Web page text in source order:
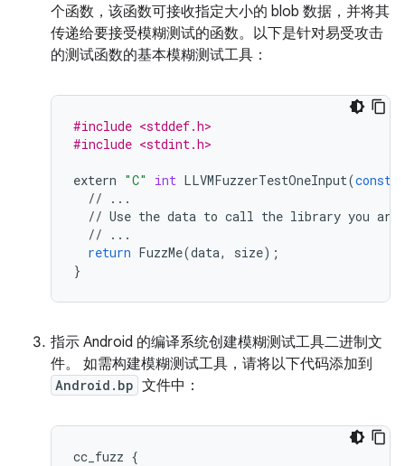
个函数，该函数可接收指定大小的 blob 数据，并将其
传递给要接受模糊测试的函数。以下是针对易受攻击
的测试函数的基本模糊测试工具：
#include <stddef.h>
#include <stdint.h>
extern "C" int LLVMFuzzerTestOneInput(const
//
...
// Use the data to call the library you are
//
...
return FuzzMe(data, size);
}
指示 Android 的编译系统创建模糊测试工具二进制文
件。 如需构建模糊测试工具，请将以下代码添加到
Android.bp 文件中：
cc_fuzz {